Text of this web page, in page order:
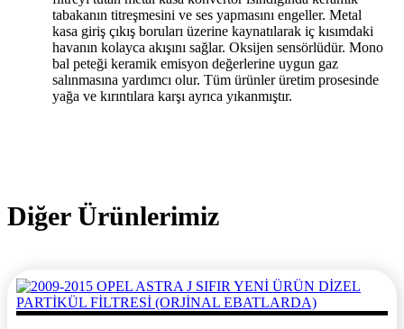
tabakanın titreşmesini ve ses yapmasını engeller. Metal
kasa giriş çıkış boruları üzerine kaynatılarak iç kısımdaki
havanın kolayca akışını sağlar. Oksijen sensörlüdür. Mono
bal peteği keramik emisyon değerlerine uygun gaz
salınmasına yardımcı olur. Tüm ürünler üretim prosesinde
yağa ve kırıntılara karşı ayrıca yıkanmıştır.
Diğer Ürünlerimiz